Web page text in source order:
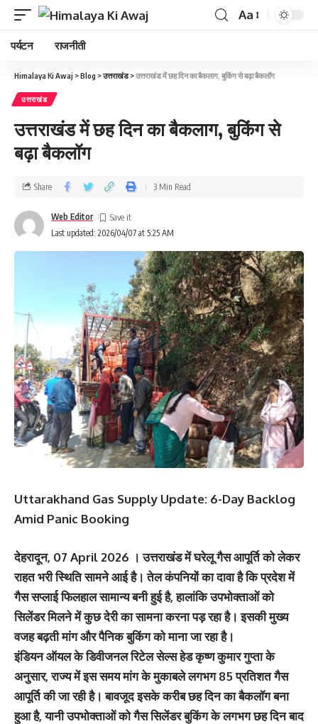
Aa
पर्यटन राजनीती
Himalaya Ki Awaj >Blog >उत्तराखंड>उत्तराखंड में छह दिन का बैकलाग, बुकिंग से बढ़ा बैकलॉग
उत्तराखंड
उत्तराखंड में छह दिन का बैकलाग, बुकिंग से
बढ़ा बैकलॉग
Last updated: 2026/04/07 at 5:25 AM
Web Editor
Share 3 Min Read
Uttarakhand Gas Supply Update: 6-Day Backlog
Amid Panic Booking
देहरादून, 07 April 2026 । उत्तराखंड में घरेलू गैस आपूर्ति को लेकर
राहत भरी स्थिति सामने आई है। तेल कंपनियों का दावा है कि प्रदेश में
गैस सप्लाई फिलहाल सामान्य बनी हुई है, हालांकि उपभोक्ताओं को
सिलेंडर मिलने में कुछ देरी का सामना करना पड़ रहा है। इसकी मुख्य
वजह बढ़ती मांग और पैनिक बुकिंग को माना जा रहा है।
इंडियन ऑयल के डिवीजनल रिटेल सेल्स हेड कृष्ण कुमार गुप्ता के
अनुसार, राज्य में इस समय मांग के मुकाबले लगभग 85 प्रतिशत गैस
आपूर्ति की जा रही है। बावजूद इसके करीब छह दिन का बैकलॉग बना
हुआ है, यानी उपभोक्ताओं को गैस सिलेंडर बुकिंग के लगभग छह दिन बाद